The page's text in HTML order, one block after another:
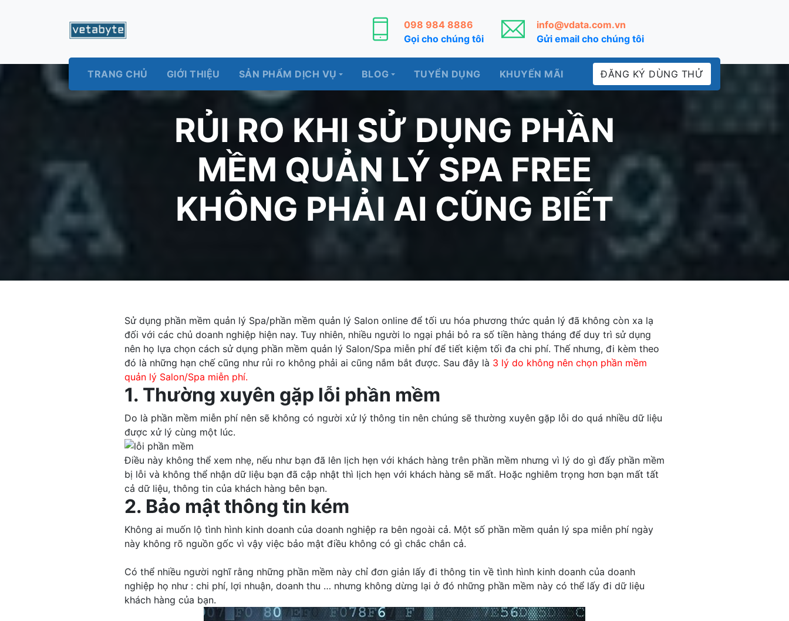
098 984 8886
Gọi cho chúng tôi
info@vdata.com.vn
Gửi email cho chúng tôi
TRANG CHỦ GIỚI THIỆU SẢN PHẨM DỊCH VỤ BLOG TUYỂN DỤNG KHUYẾN MÃI ĐĂNG KÝ DÙNG THỬ
RỦI RO KHI SỬ DỤNG PHẦN
MỀM QUẢN LÝ SPA FREE
KHÔNG PHẢI AI CŨNG BIẾT
Sử dụng phần mềm quản lý Spa/phần mềm quản lý Salon online để tối ưu hóa phương thức quản lý đã không còn xa lạ
đối với các chủ doanh nghiệp hiện nay. Tuy nhiên, nhiều người lo ngại phải bỏ ra số tiền hàng tháng để duy trì sử dụng
nên họ lựa chọn cách sử dụng phần mềm quản lý Salon/Spa miễn phí để tiết kiệm tối đa chi phí. Thế nhưng, đi kèm theo
đó là những hạn chế cũng như rủi ro không phải ai cũng nắm bắt được. Sau đây là 3 lý do không nên chọn phần mềm
quản lý Salon/Spa miễn phí.
1. Thường xuyên gặp lỗi phần mềm
Do là phần mềm miễn phí nên sẽ không có người xử lý thông tin nên chúng sẽ thường xuyên gặp lỗi do quá nhiều dữ liệu
được xử lý cùng một lúc.
Điều này không thể xem nhẹ, nếu như bạn đã lên lịch hẹn với khách hàng trên phần mềm nhưng vì lý do gì đấy phần mềm
bị lỗi và không thể nhận dữ liệu bạn đã cập nhật thì lịch hẹn với khách hàng sẽ mất. Hoặc nghiêm trọng hơn bạn mất tất
cả dữ liệu, thông tin của khách hàng bên bạn.
2. Bảo mật thông tin kém
Không ai muốn lộ tình hình kinh doanh của doanh nghiệp ra bên ngoài cả. Một số phần mềm quản lý spa miễn phí ngày
này không rõ nguồn gốc vì vậy việc bảo mật điều không có gì chắc chắn cả.
Có thể nhiều người nghĩ rằng những phần mềm này chỉ đơn giản lấy đi thông tin về tình hình kinh doanh của doanh
nghiệp họ như : chi phí, lợi nhuận, doanh thu … nhưng không dừng lại ở đó những phần mềm này có thể lấy đi dữ liệu
khách hàng của bạn.